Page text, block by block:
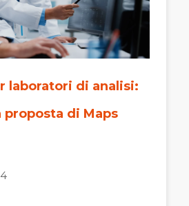
laboratori di analisi:
proposta di Maps